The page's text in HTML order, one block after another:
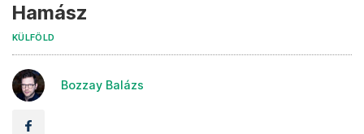
Hamász
KÜLFÖLD
Bozzay Balázs